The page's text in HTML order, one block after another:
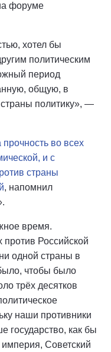
форуме
хотел бы
политическим
период
общую, в
политику», —
во всех
и с
страны
, напомнил
время.
против Российской
одной страны в
чтобы было
трёх десятков
наши противники
государство, как бы
Советский